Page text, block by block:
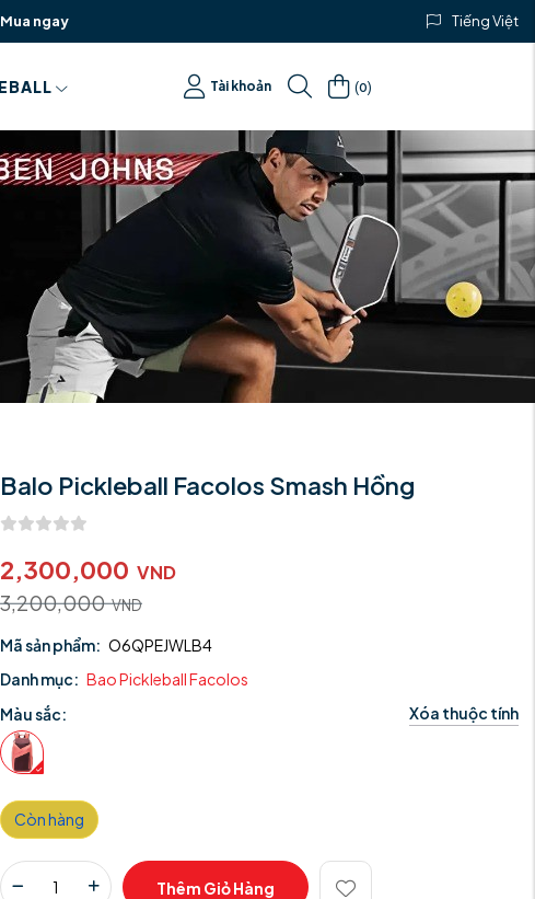
Mua ngay Tiếng Việt
Tài khoản (0)
Balo Pickleball Facolos Smash Hồng
2,300,000 VND
3,200,000VND
Mã sản phẩm: O6QPEJWLB4
Danh mục: Bao Pickleball Facolos
Màu sắc:
Xóa thuộc tính
Còn hàng
Thêm Giỏ Hàng